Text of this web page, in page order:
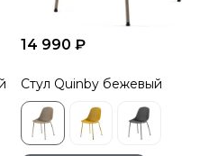
14 990 ₽
Стул Quinby бежевый